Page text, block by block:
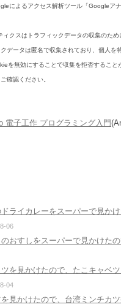
によるアクセス解析ツール「Googleア
ィクスはトラフィックデータの収集のた
データは匿名で収集されており、個人を
を無効にすることで収集を拒否すること
確認ください。
電子工作 プログラミング入門
ライカレーをスーパーで見か
06
おすしをスーパーで見かけた
を見かけたので、たこキャベ
04
見かけたので、台湾ミンチカ